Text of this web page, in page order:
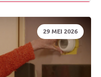
DATUM:
29 MEI 2026